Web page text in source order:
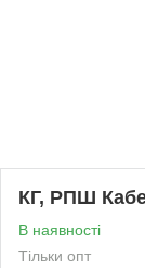
КГ, РПШ
В наявності
Тільки опт